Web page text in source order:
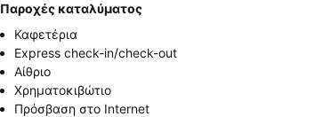
Παροχές καταλύματος
Καφετέρια
Express check-in/check-out
Αίθριο
Χρηματοκιβώτιο
Πρόσβαση στο Internet